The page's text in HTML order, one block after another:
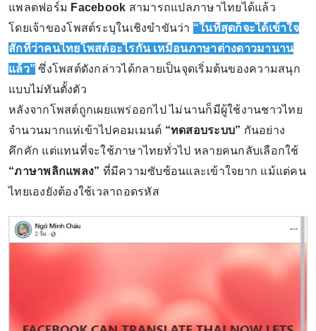
แพลตฟอร์ม Facebook สามารถแปลภาษาไทยได้แล้ว
โดยเจ้าของโพสต์ระบุในเชิงขำขันว่า “ในที่สุดก็จะได้เข้าใจ
สักทีว่าคนไทยโพสต์อะไรกัน เหมือนภาษาต่างดาวมานาน
แล้ว” ซึ่งโพสต์ดังกล่าวได้กลายเป็นจุดเริ่มต้นของความสนุก
แบบไม่ทันตั้งตัว
หลังจากโพสต์ถูกเผยแพร่ออกไป ไม่นานก็มีผู้ใช้งานชาวไทย
จำนวนมากแห่เข้าไปคอมเมนต์ “ทดสอบระบบ” กันอย่าง
คึกคัก แต่แทนที่จะใช้ภาษาไทยทั่วไป หลายคนกลับเลือกใช้
“ภาษาพลิกแพลง” ที่มีความซับซ้อนและเข้าใจยาก แม้แต่คน
ไทยเองยังต้องใช้เวลาถอดรหัส